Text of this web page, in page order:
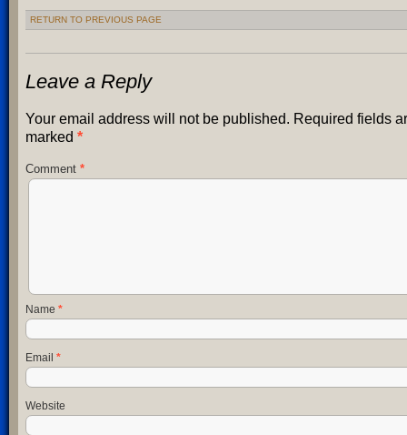
RETURN TO PREVIOUS PAGE
Leave a Reply
Your email address will not be published. Required fields
marked *
Comment *
Name *
Email *
Website